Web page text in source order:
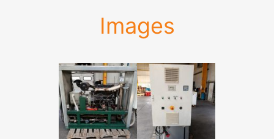
Images